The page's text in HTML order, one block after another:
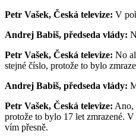
Petr Vašek, Česká televize: V
Andrej Babiš, předseda vlády:
Petr Vašek, Česká televize: No
stejné číslo, protože to bylo
Andrej Babiš, předseda vlády:
Petr Vašek, Česká televize: Ano,
protože to bylo 17 let zmrazené.
vím přesně.